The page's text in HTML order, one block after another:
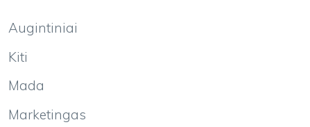
Augintiniai
Kiti
Mada
Marketingas